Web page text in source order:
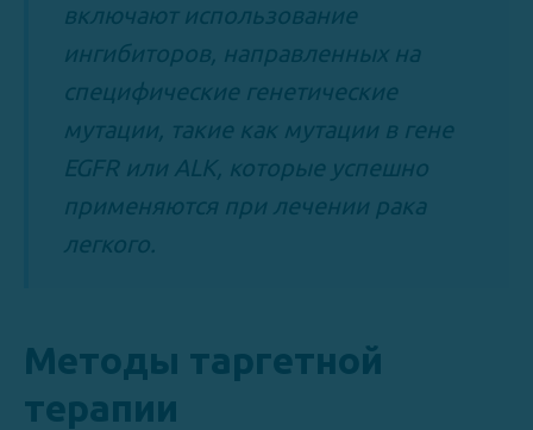
включают использование
ингибиторов, направленных на
специфические генетические
мутации, такие как мутации в гене
EGFR или ALK, которые успешно
применяются при лечении рака
легкого.
Методы таргетной
терапии